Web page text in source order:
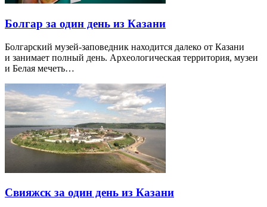
Болгар за один день из Казани
Болгарский музей-заповедник находится далеко от Казани
и занимает полный день. Археологическая территория, музеи
и Белая мечеть…
Свияжск за один день из Казани